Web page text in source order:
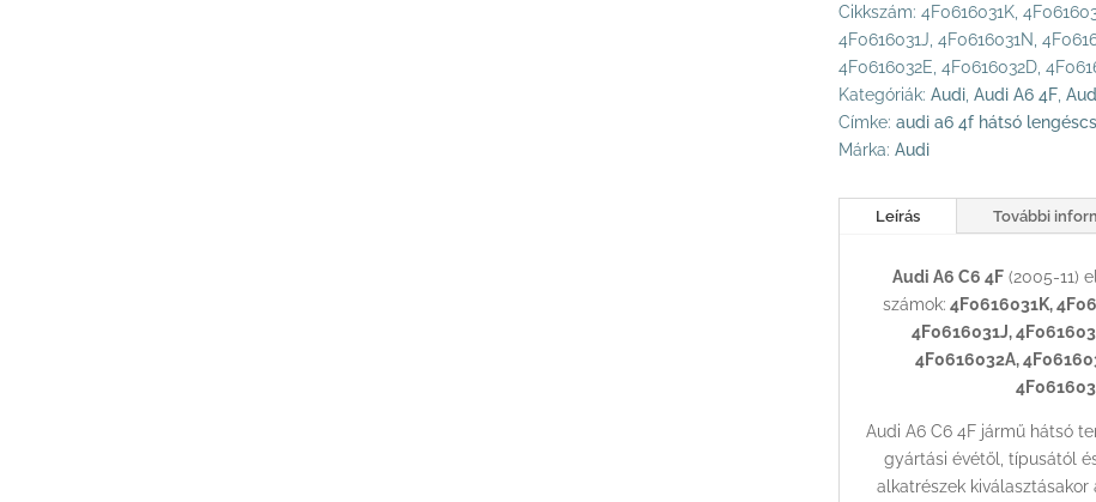
MENNYISÉG
Cikkszám:4F0616031K,
4F0616031J, 4F0616031N,
4F0616032E, 4F0616032D,
Kategóriák:Audi ,Audi A6 4F ,
Címke:audi a6 4f hátsó
Márka:Audi
Leírás További
Audi A6 C6 4F(2005-11)
számok: 4F0616031K,
4F0616031J,
4F0616032A,
Audi A6 C6 4F jármű hátsó
gyártási évétől, típusától
alkatrészek